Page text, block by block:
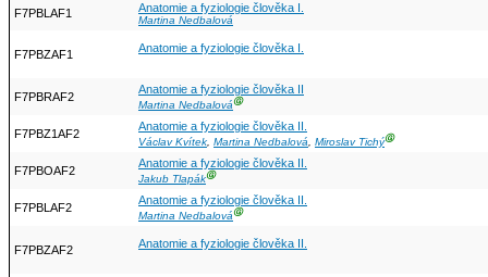
F7PBLAF1 Anatomie a fyziologie člověka I.
Martina Nedbalová
F7PBZAF1 Anatomie a fyziologie člověka I.
F7PBRAF2
Anatomie a fyziologie člověka II
Martina NedbalováⒼ
F7PBZ1AF2
Anatomie a fyziologie člověka II.
Václav Kvítek, Martina Nedbalová, Miroslav TichýⒼ
F7PBOAF2
Anatomie a fyziologie člověka II.
Jakub TlapákⒼ
F7PBLAF2
Anatomie a fyziologie člověka II.
Martina NedbalováⒼ
F7PBZAF2 Anatomie a fyziologie člověka II.